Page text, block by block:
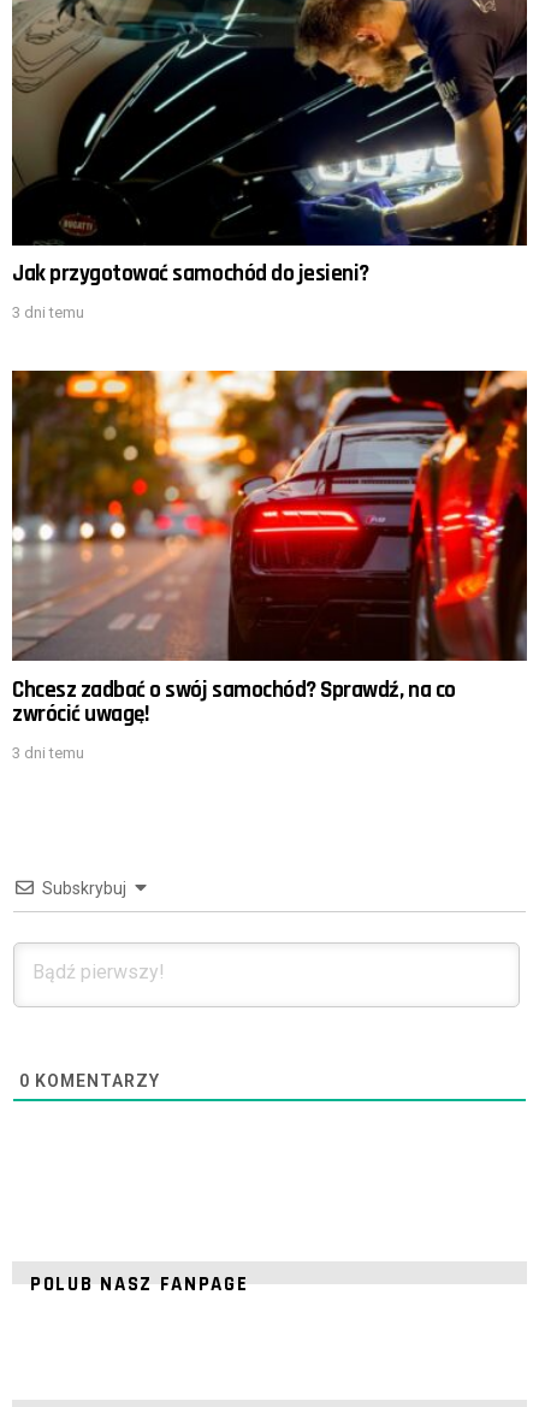
Jak przygotować samochód do jesieni?
3 dni temu
Chcesz zadbać o swój samochód? Sprawdź, na co
zwrócić uwagę!
3 dni temu
Subskrybuj
0 KOMENTARZY
POLUB NASZ FANPAGE